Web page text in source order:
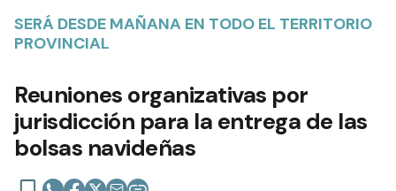
SERÁ DESDE MAÑANA EN TODO EL TERRITORIO
PROVINCIAL
Reuniones organizativas por
jurisdicción para la entrega de las
bolsas navideñas